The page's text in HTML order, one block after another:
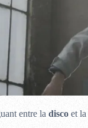
entre ladiscoet la